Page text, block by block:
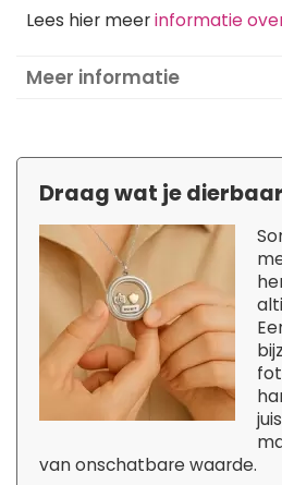
Lees hier meerinformatie
Meer informatie
Draag wat je
van onschatbare waarde.